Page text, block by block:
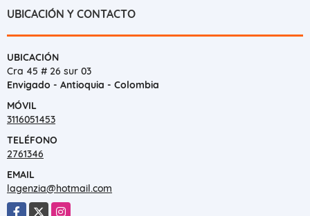
UBICACIÓN Y CONTACTO
UBICACIÓN
Cra 45 # 26 sur 03
Envigado - Antioquia - Colombia
MÓVIL
3116051453
TELÉFONO
2761346
EMAIL
lagenzia@hotmail.com
Facebook
X Instagram